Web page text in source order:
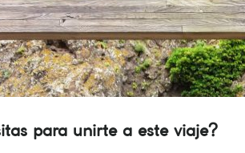
para unirte a este viaje?